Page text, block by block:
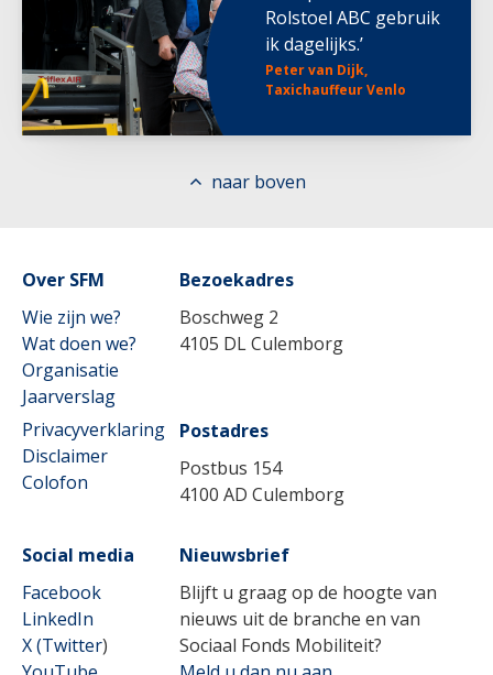
Rolstoel ABC gebruik
ik dagelijks.’
Peter van Dijk,
Taxichauffeur Venlo
naar boven
Over SFM
Wie zijn we?
Wat doen we?
Organisatie
Jaarverslag
Privacyverklaring
Disclaimer
Colofon
Bezoekadres
Boschweg 2
4105 DL Culemborg
Postadres
Postbus 154
4100 AD Culemborg
Social media
Facebook
LinkedIn
X (Twitter)
Nieuwsbrief
Blijft u graag op de hoogte van
nieuws uit de branche en van
Sociaal Fonds Mobiliteit?